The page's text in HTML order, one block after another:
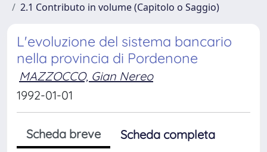
2.1 Contributo in volume (Capitolo o Saggio)
L'evoluzione del sistema bancario
nella provincia di Pordenone
MAZZOCCO, Gian Nereo
1992-01-01
Scheda breve
Scheda completa